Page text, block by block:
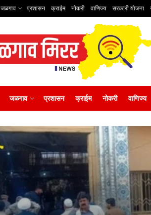
जळगाव प्रशासन क्राईम नोकरी वाणिज्य सरकारी योजना
जळगाव प्रशासन क्राईम नोकरी वाणिज्य